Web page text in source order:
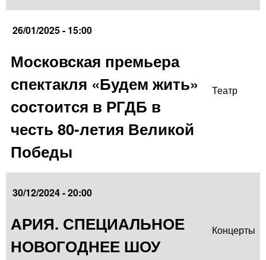
26/01/2025 - 15:00
Московская премьера
спектакля «Будем жить»
состоится в РГДБ в
честь 80-летия Великой
Победы
Театр
30/12/2024 - 20:00
АРИЯ. СПЕЦИАЛЬНОЕ
НОВОГОДНЕЕ ШОУ
Концерты